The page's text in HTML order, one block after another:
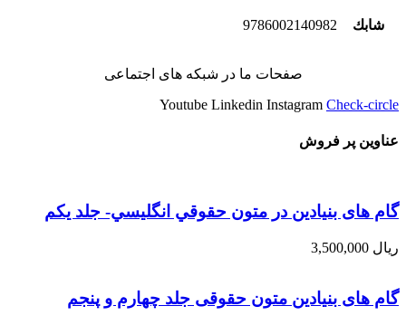
شابك 9786002140982
صفحات ما در شبکه های اجتماعی
Youtube Linkedin Instagram Check-circle
عناوین پر فروش
گام های بنیادین در متون حقوقي انگليسي- جلد يكم
ریال
گام های بنیادین متون حقوقی جلد چهارم و پنجم